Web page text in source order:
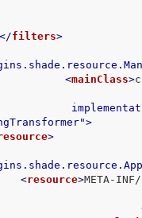
</filters>
<mainClass>
>
>
<resource>META-